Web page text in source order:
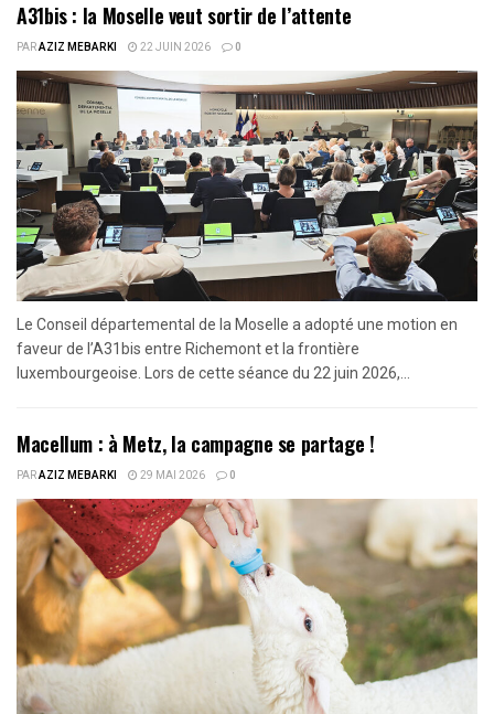
A31bis : la Moselle veut sortir de l’attente
PARAZIZ MEBARKI 22 JUIN 2026 0
Le Conseil départemental de la Moselle a adopté une motion en
faveur de l’A31bis entre Richemont et la frontière
luxembourgeoise. Lors de cette séance du 22 juin 2026,...
Macellum : à Metz, la campagne se partage !
PARAZIZ MEBARKI 29 MAI 2026 0